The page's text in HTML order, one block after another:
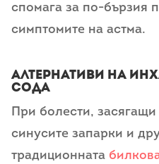
спомага за по-бързия
симптомите на астма.
Алтернативи на
сода
При болести,
синусите запарки и
традиционната